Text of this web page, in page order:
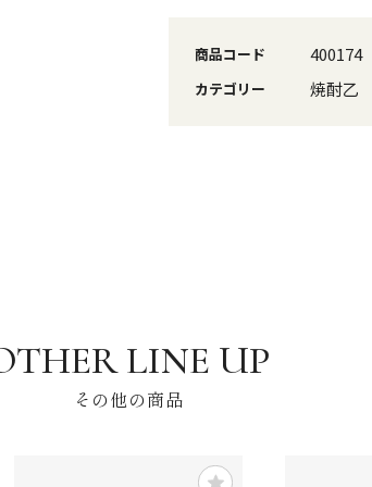
商品コード 400174
カテゴリー 焼酎乙
その他の商品